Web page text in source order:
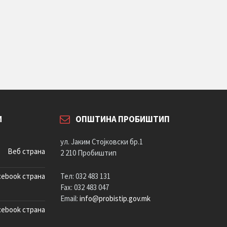
Веб страна
страна
страна
ОПШТИНА ПРОБИШТИП
ул. Јаким Стојковски бр.1
2 210 Пробиштип
Тел: 032 483 131
Fax: 032 483 047
Email:info@probistip.gov.mk